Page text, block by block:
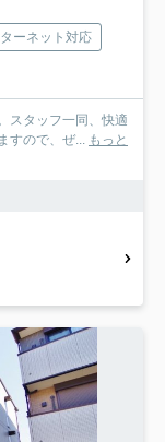
ーネット対応
スタッフ一同、快適
すので、ぜ... もっと